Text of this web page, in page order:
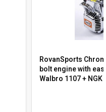
RovanSports
bolt engine with
Walbro 1107 + NGK